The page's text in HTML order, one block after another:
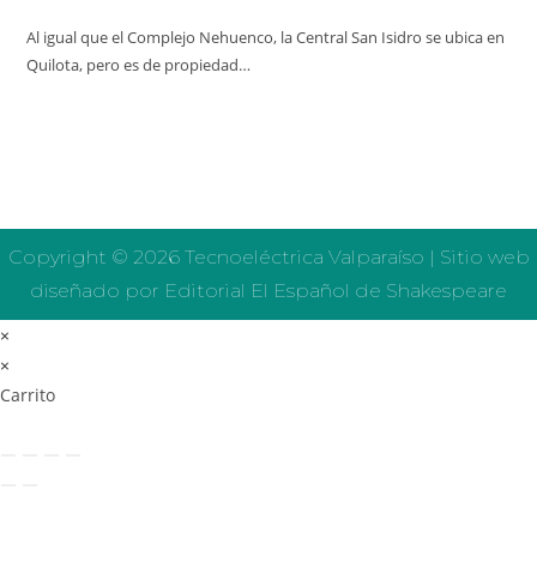
Al igual que el Complejo Nehuenco, la Central San Isidro se ubica en
Quilota, pero es de propiedad…
Copyright © 2026 Tecnoeléctrica Valparaíso | Sitio web
diseñado por Editorial El Español de Shakespeare
×
×
Carrito